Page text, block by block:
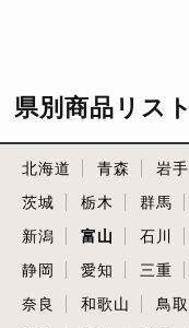
県別商品リスト
北海道 青森 岩手
茨城
栃木 群馬
新潟
富山 石川
静岡
愛知 三重
奈良
和歌山 鳥取